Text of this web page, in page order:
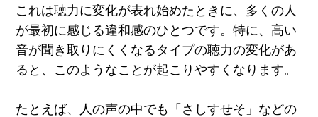
これは聴力に変化が表れ始めたときに、多くの人
が最初に感じる違和感のひとつです。特に、高い
音が聞き取りにくくなるタイプの聴力の変化があ
ると、このようなことが起こりやすくなります。
たとえば、人の声の中でも「さしすせそ」などの